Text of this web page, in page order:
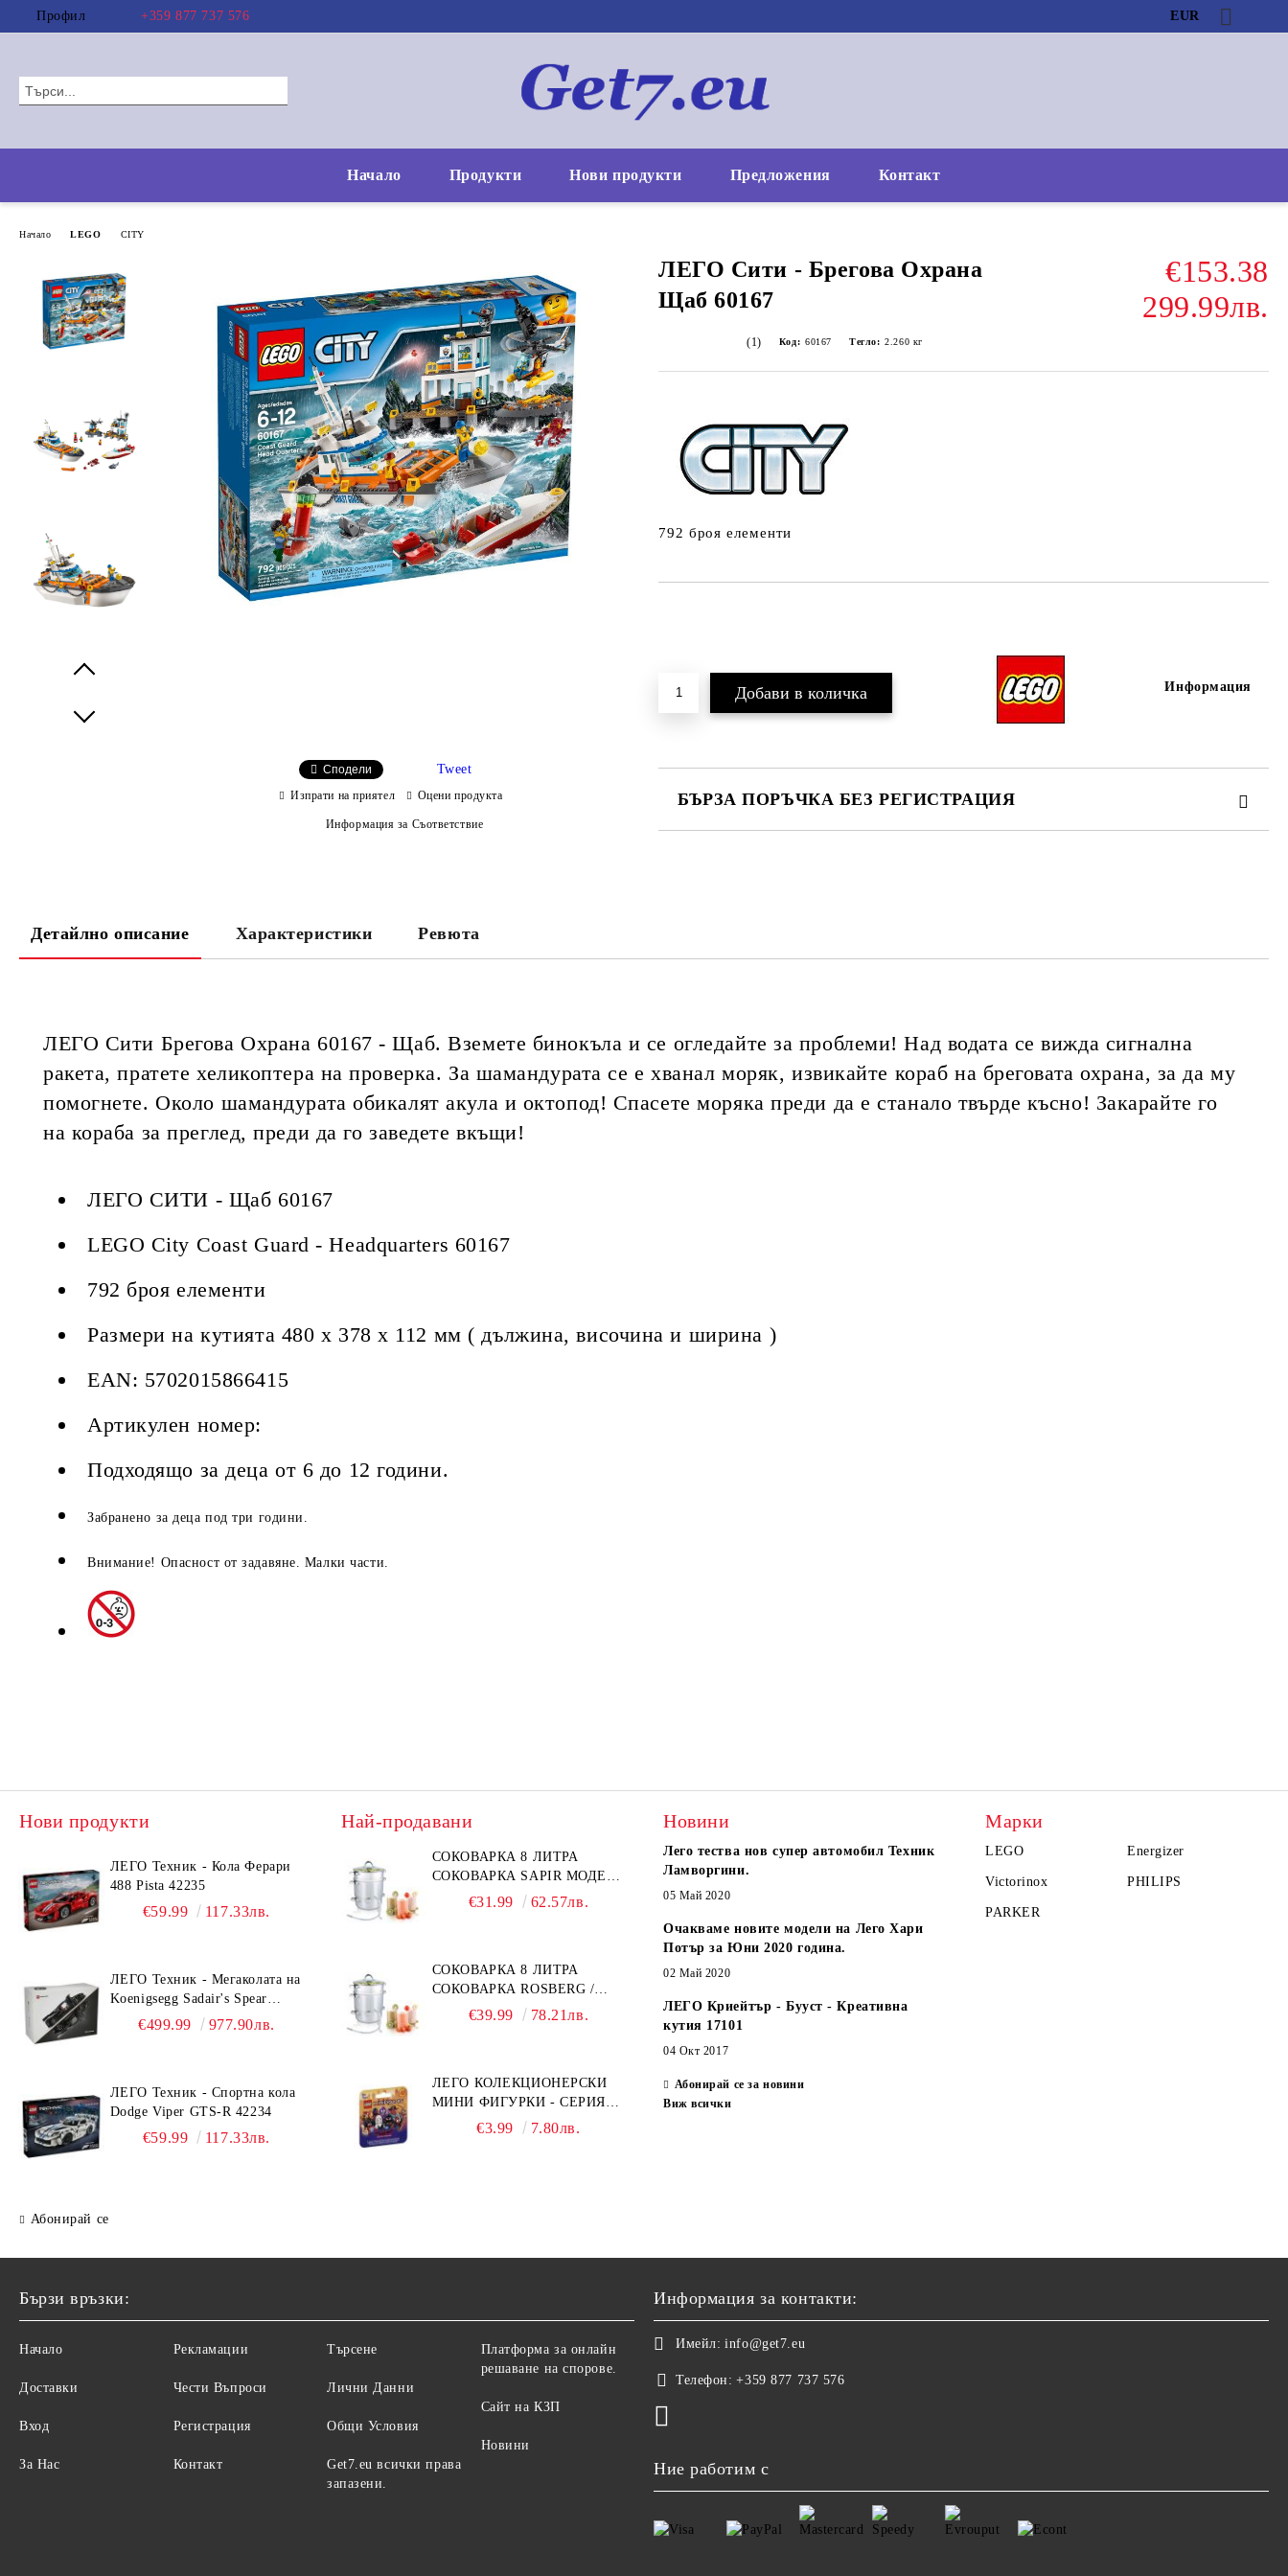
Профил +359 877 737 576 EUR
Начало Продукти Нови продукти Предложения Контакт
Начало LEGO CITY
ЛЕГО Сити - Брегова Охрана
Щаб 60167
€153.38
299.99лв.
(1) Код: 60167 Тегло: 2.260 кг
792 броя елементи
Информация
БЪРЗА ПОРЪЧКА БЕЗ РЕГИСТРАЦИЯ
Сподели Tweet
Изпрати на приятел Оцени продукта
Информация за Съответствие
Детайлно описание Характеристики Ревюта
ЛЕГО Сити Брегова Охрана 60167 - Щаб. Вземете бинокъла и се огледайте за проблеми! Над водата се вижда сигнална
ракета, пратете хеликоптера на проверка. За шамандурата се е хванал моряк, извикайте кораб на бреговата охрана, за да му
помогнете. Около шамандурата обикалят акула и октопод! Спасете моряка преди да е станало твърде късно! Закарайте го
на кораба за преглед, преди да го заведете вкъщи!
ЛЕГО СИТИ - Щаб 60167
LEGO City Coast Guard - Headquarters 60167
792 броя елементи
Размери на кутията 480 x 378 x 112 мм ( дължина, височина и ширина )
EAN: 5702015866415
Артикулен номер:
Подходящо за деца от 6 до 12 години.
Забранено за деца под три години.
Внимание! Опасност от задавяне. Малки части.
Нови продукти
ЛЕГО Техник - Кола Ферари
488 Pista 42235
€59.99 117.33лв.
ЛЕГО Техник - Мегаколата на
Koenigsegg Sadair's Spear
42232€499.99 977.90лв.
ЛЕГО Техник - Спортна кола
Dodge Viper GTS-R 42234
€59.99 117.33лв.
Абонирай се
Най-продавани
СОКОВАРКА 8 ЛИТРА
СОКОВАРКА SAPIR МОДЕЛ:
SP-1260-A26
€31.99 62.57лв.
СОКОВАРКА 8 ЛИТРА
СОКОВАРКА ROSBERG /
SAPIR€39.99 78.21лв.
ЛЕГО КОЛЕКЦИОНЕРСКИ
МИНИ ФИГУРКИ - СЕРИЯ
СПАЙДЪР-МЕН: ПРЕЗ
€3.99 7.80лв.
Новини
Лего тества нов супер автомобил Техник
Ламворгини.
05 Май 2020
Очакваме новите модели на Лего Хари
Потър за Юни 2020 година.
02 Май 2020
ЛЕГО Криейтър - Бууст - Креативна
кутия 17101
04 Окт 2017
Абонирай се за новини
Виж всички
Марки
LEGO Energizer
Victorinox PHILIPS
PARKER
Бързи връзки:
Начало
Доставки
Вход
За Нас
Рекламации
Чести Въпроси
Регистрация
Контакт
Търсене
Лични Данни
Общи Условия
Get7.eu всички права
запазени.
Платформа за онлайн
решаване на спорове.
Сайт на КЗП
Новини
Информация за контакти:
Имейл: info@get7.eu
Телефон: +359 877 737 576
Ние работим с